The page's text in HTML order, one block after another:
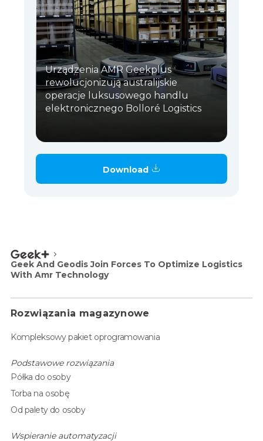
Urządzenia AMR Geekplus
rewolucjonizują australijskie
operacje luksusowego handlu
elektronicznego Bolloré Logistics
Download
Geek And Geodis Join Forces To Optimize Logistics
With Amr Technology
Rozwiązania magazynowe
Kompleksowy pakiet oprogramowania
Podstawowe rozwiązania
Półka do osoby
Torba na osobę
Od palety do osoby
Wspieranie automatyzacji